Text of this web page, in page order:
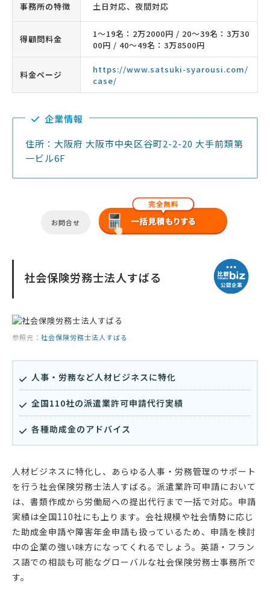
事務所の特徴 土日対応、夜間対応
得顧問料金
1〜19名：2万2000円 / 20〜39名：3万30
00円 / 40〜49名：3万8500円
料金ページ
https://www.satsuki-syarousi.com/
case/
企業情報
住所：大阪府 大阪市中央区谷町2-2-20 大手前類第
一ビル6F
お問合せ
社会保険労務士法人すばる
参照元： 社会保険労務士法人すばる
人事・労務など人材ビジネスに特化
全国110社の派遣業許可申請代行実績
各種助成金のアドバイス
人材ビジネスに特化し、あらゆる人事・労務管理のサポート
を行う社会保険労務士法人すばる。派遣業許可申請において
は、書類作成から労働局への提出代行まで一括で対応。申請
実績は全国110社にも上ります。会社規模や社会情勢に応じ
た助成金申請や障害年金申請も扱っているため、申請を検討
中の企業の強い味方になってくれるでしょう。英語・フラン
ス語での相談も可能なグローバルな社会保険労務士事務所で
す。